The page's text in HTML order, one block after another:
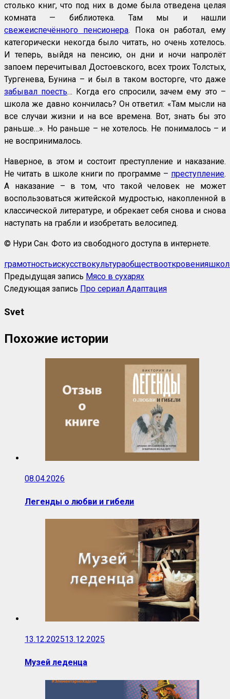
столько книг, что под них в доме была отведена целая
комната — библиотека. Там мы и нашли
свежеиспечённого пенсионера. Пока он работал, ему
категорически некогда было читать, но очень хотелось.
И теперь, выйдя на пенсию, он дни и ночи напролёт
запоем перечитывал Достоевского, всех троих Толстых,
Тургенева, Бунина – и был в таком восторге, что даже
забывал поесть… Когда его спросили, зачем ему это –
школа же давно кончилась? Он ответил: «Там мысли на
все случаи жизни и на все времена. Вот, знать бы это
раньше…». Но раньше – не хотелось. Не понималось – и
не воспринималось.
Наверное, в этом и состоит преступление и наказание.
Не читать в школе книги по программе – преступление.
А наказание – в том, что такой человек не может
воспользоваться житейской мудростью, накопленной в
классической литературе, и обрекает себя снова и снова
наступать на грабли и изобретать велосипед.
© Нури Сан. Фото из свободного доступа в интернете.
грамотностьискусствокультураобществооткровения
Предыдущая запись Мясо в сухарях
Следующая запись Про сериал Адаптация
Svet
Похожие истории
08.04.2026
Легенды о любви и гибели
13.12.202513.12.2025
Музей леденца